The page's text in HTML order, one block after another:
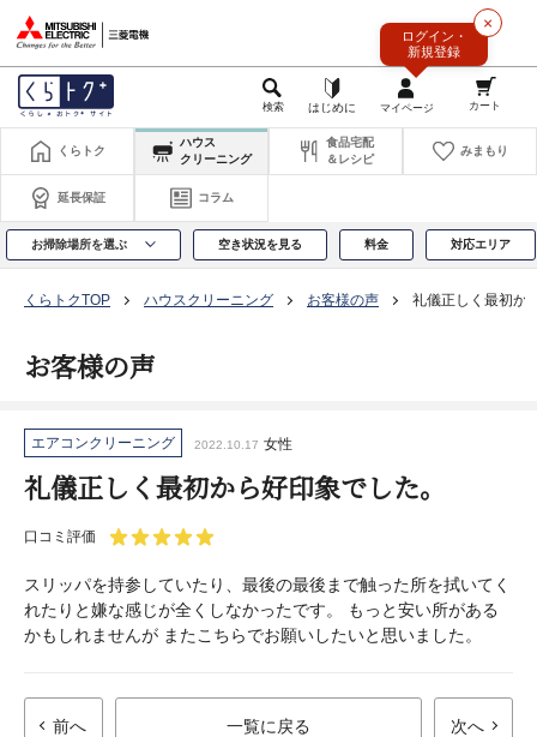
×
ログイン・
新規登録
くらトク
ハウス
クリーニング
食品宅配
＆レシピ
みまもり
延長保証 コラム
お掃除場所を選ぶ 空き状況を見る 料金 対応エリア
くらトクTOP ハウスクリーニング お客様の声 礼儀正しく最初か
お客様の声
エアコンクリーニング 2022.10.17 女性
礼儀正しく最初から好印象でした。
口コミ評価
スリッパを持参していたり、最後の最後まで触った所を拭いてく
れたりと嫌な感じが全くしなかったです。 もっと安い所がある
かもしれませんが またこちらでお願いしたいと思いました。
前へ 一覧に戻る 次へ